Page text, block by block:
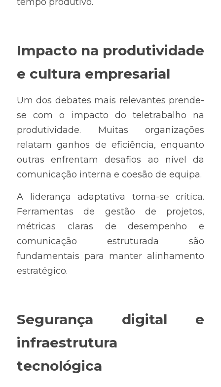
Impacto na produtividade
e cultura empresarial
Um dos debates mais relevantes prende-
se com o impacto do teletrabalho na
produtividade. Muitas organizações
relatam ganhos de eficiência, enquanto
outras enfrentam desafios ao nível da
comunicação interna e coesão de equipa.
A liderança adaptativa torna-se crítica.
Ferramentas de gestão de projetos,
métricas claras de desempenho e
comunicação estruturada são
fundamentais para manter alinhamento
estratégico.
Segurança digital e
infraestrutura
tecnológica